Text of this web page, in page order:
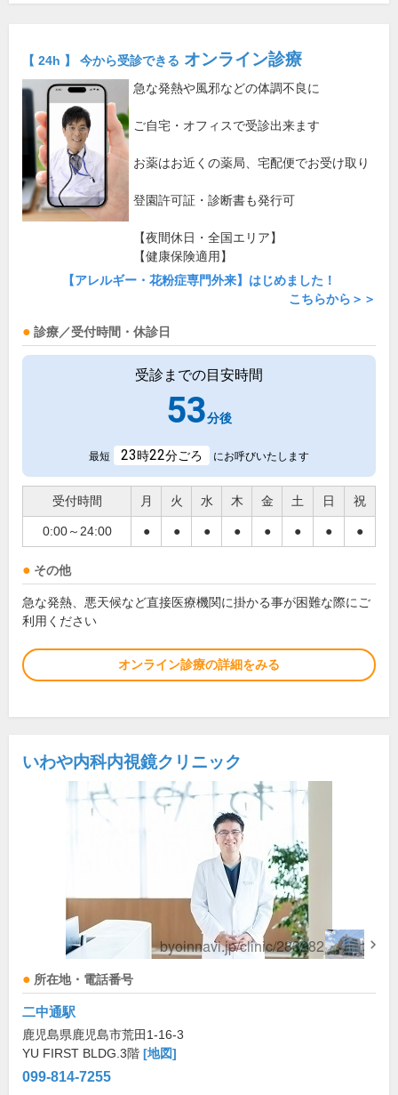
【 24h 】 今から受診できる オンライン診療
急な発熱や風邪などの体調不良に
ご自宅・オフィスで受診出来ます
お薬はお近くの薬局、宅配便でお受け取り
登園許可証・診断書も発行可
【夜間休日・全国エリア】
【健康保険適用】
【アレルギー・花粉症専門外来】はじめました！
こちらから＞＞
診療／受付時間・休診日
受診までの目安時間
53分後
最短 23時22分ごろ にお呼びいたします
受付時間 月 火 水 木 金 土 日 祝
0:00～24:00 ● ● ● ● ● ● ● ●
その他
急な発熱、悪天候など直接医療機関に掛かる事が困難な際にご
利用ください
オンライン診療の詳細をみる
いわや内科内視鏡クリニック
所在地・電話番号
二中通駅
鹿児島県鹿児島市荒田1-16-3
YU FIRST BLDG.3階 [地図]
099-814-7255